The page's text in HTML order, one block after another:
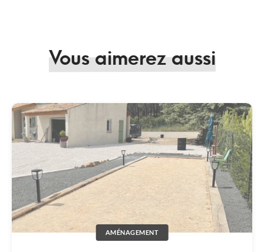
Vous aimerez aussi
AMÉNAGEMENT